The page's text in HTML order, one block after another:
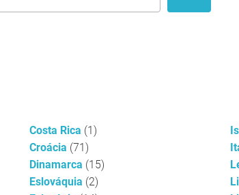
Costa Rica (1)
Croácia (71)
Dinamarca (15)
Eslováquia (2)